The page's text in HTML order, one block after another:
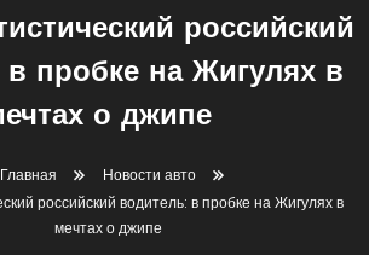
российский
в пробке на Жигулях в
о джипе
Главная
Новости авто
российский водитель: в пробке на Жигулях в
мечтах о джипе